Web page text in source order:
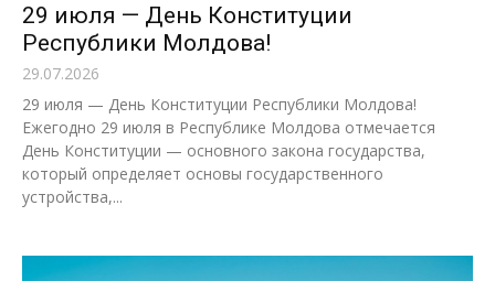
29 июля — День Конституции
Республики Молдова!
29.07.2026
29 июля — День Конституции Республики Молдова!
Ежегодно 29 июля в Республике Молдова отмечается
День Конституции — основного закона государства,
который определяет основы государственного
устройства,...